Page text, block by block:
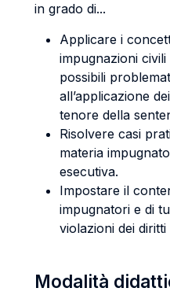
in grado di...
Applicare i
impugnazioni
possibili
all’applicazione
tenore della
Risolvere casi
materia
esecutiva.
Impostare il
impugnatori e di
violazioni dei diritti
Modalità